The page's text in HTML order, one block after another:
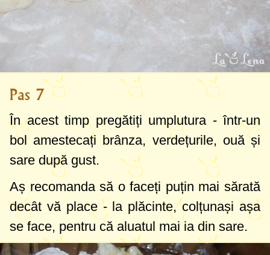
Pas 7
În acest timp pregătiți umplutura - într-un
bol amestecați brânza, verdețurile, ouă și
sare după gust.
Aș recomanda să o faceți puțin mai sărată
decât vă place - la plăcinte, colțunași așa
se face, pentru că aluatul mai ia din sare.